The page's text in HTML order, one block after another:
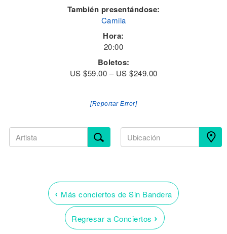
También presentándose:
Camila
Hora:
20:00
Boletos:
US $59.00 – US $249.00
[Reportar Error]
‹ Más conciertos de Sin Bandera
Regresar a Conciertos ›